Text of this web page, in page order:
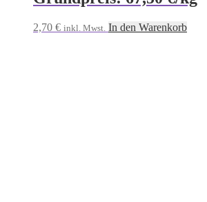
2,70 € inkl. Mwst. In den Warenkorb